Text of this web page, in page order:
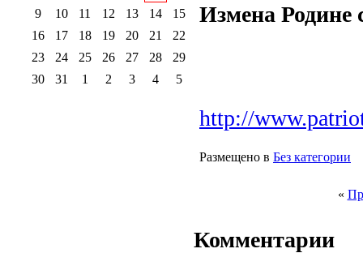
Измена Родине
http://
Размещено в Без категории
«
Комментарии
9
10 11 12 13 14
15
16
17 18 19 20 21
22
23
24 25 26 27 28
29
30
31 1 2 3 4 5